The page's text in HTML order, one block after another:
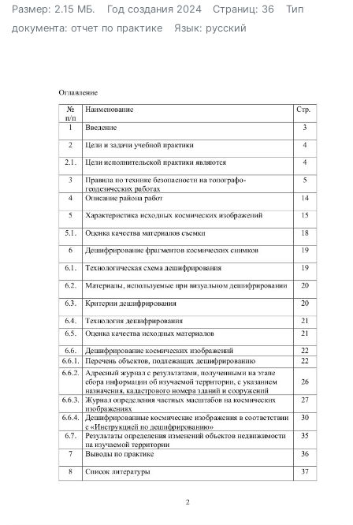
Размер: 2.15 МБ. Год создания 2024 Страниц: 36
Тип
документа: отчет по практике
Язык: русский